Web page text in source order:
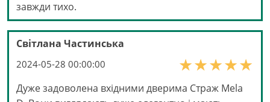
завжди тихо.
Світлана Частинська
2024-05-28 00:00:00
Дуже задоволена вхідними дверима Страж Mela